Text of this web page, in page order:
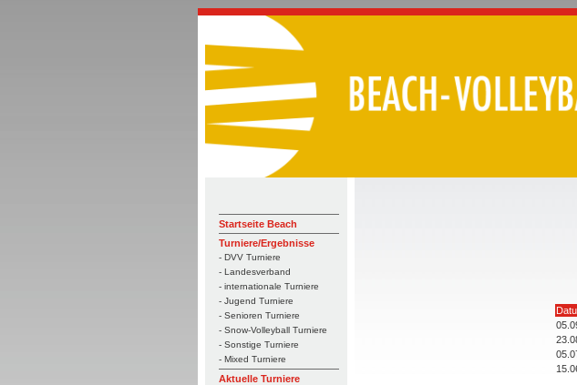
Startseite Beach
Turniere/Ergebnisse
- DVV Turniere
- Landesverband
- internationale Turniere
- Jugend Turniere
- Senioren Turniere
- Snow-Volleyball Turniere
- Sonstige Turniere
- Mixed Turniere
Aktuelle Turniere